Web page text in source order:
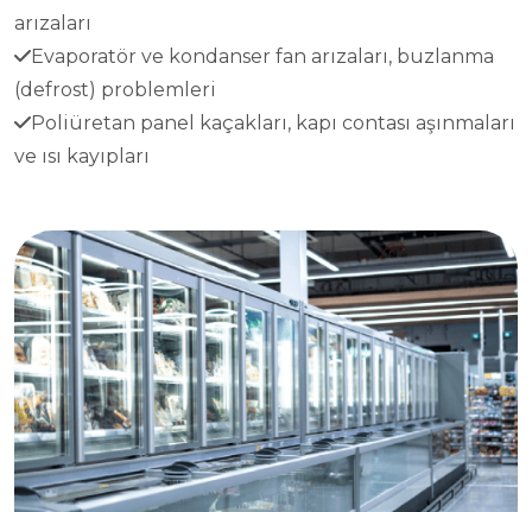
arızaları
Evaporatör ve kondanser fan arızaları, buzlanma
(defrost) problemleri
Poliüretan panel kaçakları, kapı contası aşınmaları
ve ısı kayıpları